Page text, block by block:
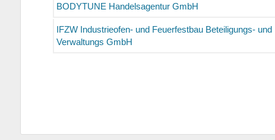
BODYTUNE Handelsagentur GmbH
IFZW Industrieofen- und Feuerfestbau Beteiligungs- und
Verwaltungs GmbH